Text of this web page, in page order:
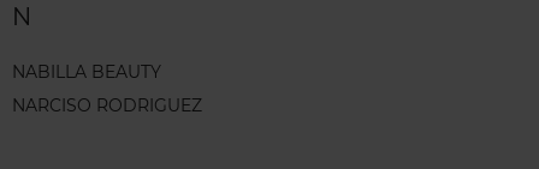
N
NABILLA BEAUTY
NARCISO RODRIGUEZ